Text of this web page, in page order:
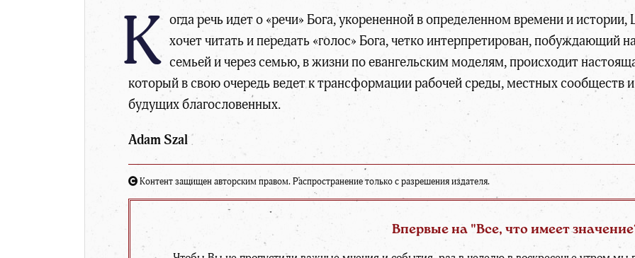
К огда речь идет о «речи» Бога, укорененной в определенном времени и
хочет читать и передать «голос» Бога, четко интерпретирован,
семьей и через семью, в жизни по евангельским моделям, происходит
который в свою очередь ведет к трансформации рабочей среды, местных сообществ
будущих благословенных.
Adam Szal
Контент защищен авторским правом. Распространение только с разрешения издателя.
Впервые на "Все, что имеет